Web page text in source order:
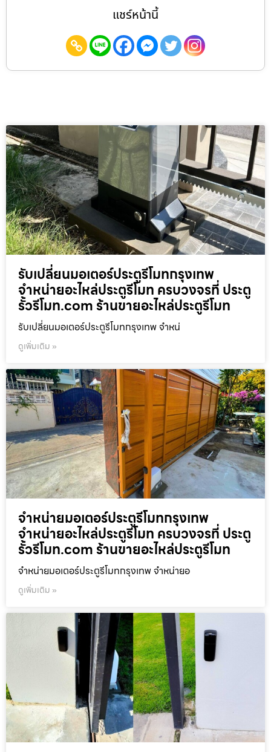
แชร์หน้านี้
รับเปลี่ยนมอเตอร์ประตูรีโมทกรุงเทพ
จำหน่ายอะไหล่ประตูรีโมท ครบวงจรที่ ประตู
รั้วรีโมท.com ร้านขายอะไหล่ประตูรีโมท
รับเปลี่ยนมอเตอร์ประตูรีโมทกรุงเทพ จำหน่
ดูเพิ่มเติม »
จำหน่ายมอเตอร์ประตูรีโมทกรุงเทพ
จำหน่ายอะไหล่ประตูรีโมท ครบวงจรที่ ประตู
รั้วรีโมท.com ร้านขายอะไหล่ประตูรีโมท
จำหน่ายมอเตอร์ประตูรีโมทกรุงเทพ จำหน่ายอ
ดูเพิ่มเติม »